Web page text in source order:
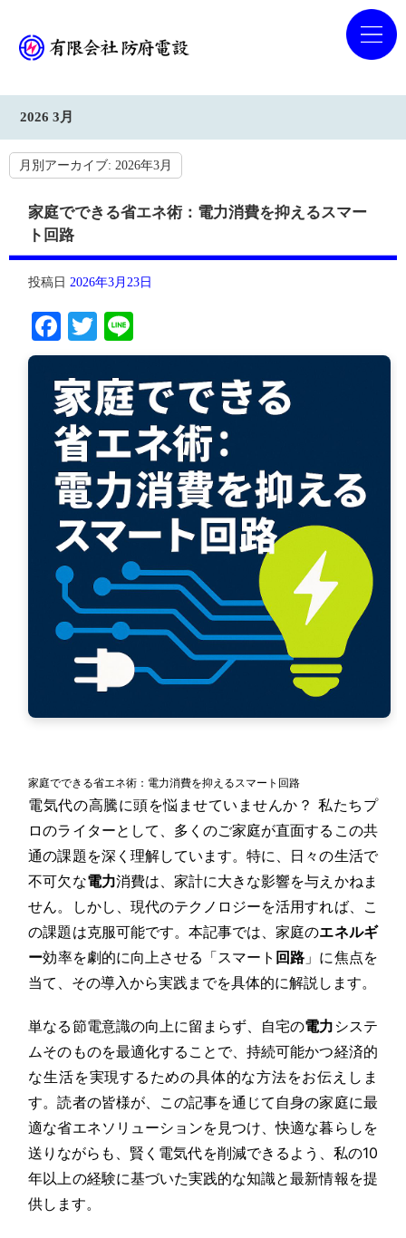
2026 3月
月別アーカイブ: 2026年3月
家庭でできる省エネ術：電力消費を抑えるスマー
ト回路
投稿日 2026年3月23日
Facebook
Twitter
家庭でできる省エネ術：電力消費を抑えるスマート回路
電気代の高騰に頭を悩ませていませんか？ 私たちプ
ロのライターとして、多くのご家庭が直面するこの共
通の課題を深く理解しています。特に、日々の生活で
不可欠な電力消費は、家計に大きな影響を与えかねま
せん。しかし、現代のテクノロジーを活用すれば、こ
の課題は克服可能です。本記事では、家庭のエネルギ
ー効率を劇的に向上させる「スマート 回路 」に焦点を
当て、その導入から実践までを具体的に解説します。
単なる節電意識の向上に留まらず、自宅の電力 システ
ムそのものを最適化することで、持続可能かつ経済的
な生活を実現するための具体的な方法をお伝えしま
す。読者の皆様が、この記事を通じて自身の家庭に最
適な省エネソリューションを見つけ、快適な暮らしを
送りながらも、賢く電気代を削減できるよう、私の10
年以上の経験に基づいた実践的な知識と最新情報を提
供します。